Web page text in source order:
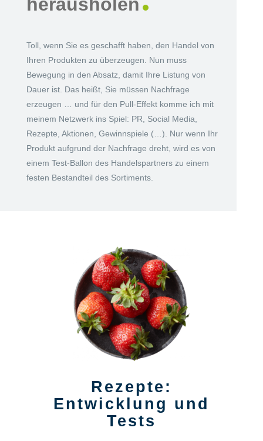
Toll, wenn Sie es geschafft haben, den Handel von
Ihren Produkten zu überzeugen. Nun muss
Bewegung in den Absatz, damit Ihre Listung von
Dauer ist. Das heißt, Sie müssen Nachfrage
erzeugen … und für den Pull-Effekt komme ich mit
meinem Netzwerk ins Spiel: PR, Social Media,
Rezepte, Aktionen, Gewinnspiele (…). Nur wenn Ihr
Produkt aufgrund der Nachfrage dreht, wird es von
einem Test-Ballon des Handelspartners zu einem
festen Bestandteil des Sortiments.
Rezepte:
Entwicklung und
Tests